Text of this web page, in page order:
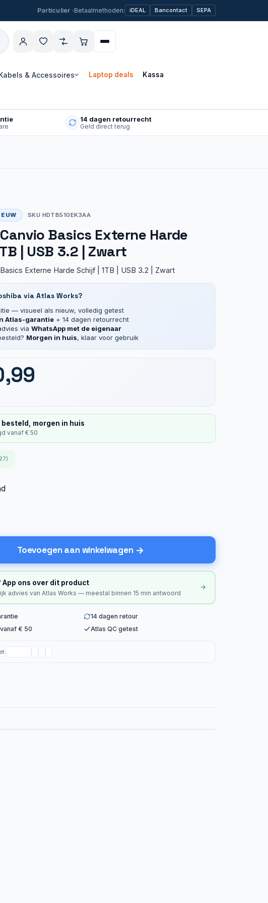
Betaalmethoden: iDEAL Bancontact SEPA
& Accessoires Laptop deals Kassa
14 dagen retourrecht
Geld direct terug
SKU HDTB510EK3AA
Basics Externe Harde
| USB 3.2 | Zwart
Externe Harde Schijf | 1TB | USB 3.2 | Zwart
via Atlas Works?
— visueel als nieuw, volledig getest
Atlas-garantie+ 14 dagen retourrecht
via WhatsApp met de eigenaar
Morgen in huis, klaar voor gebruik
besteld, morgen in huis
vanaf € 50
Toevoegen aan winkelwagen
App ons over dit product
advies van Atlas Works — meestal binnen 15 min antwoord
14 dagen retour
€ 50
Atlas QC getest